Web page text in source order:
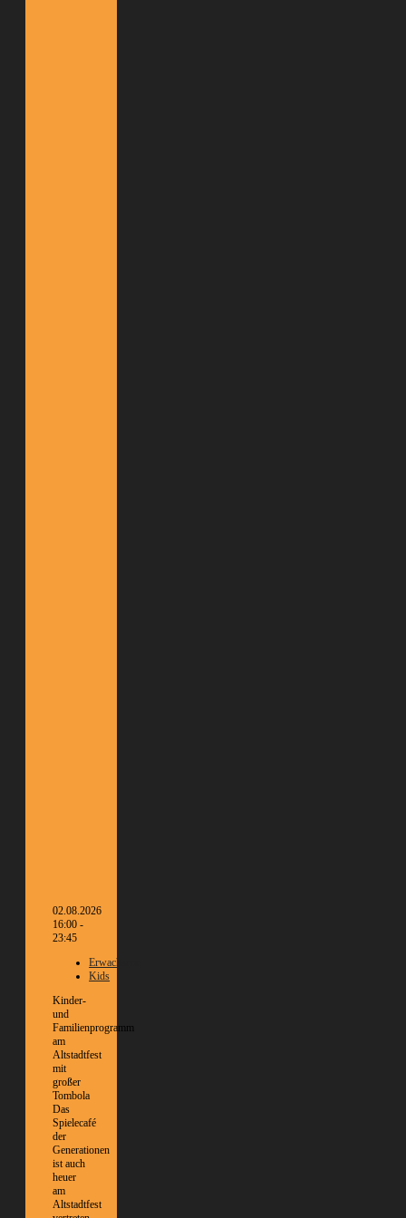
02.08.2026
16:00 -
23:45
Erwachsene
Kids
Kinder-
und
Familienprogramm
am
Altstadtfest
mit
großer
Tombola
Das
Spielecafé
der
Generationen
ist auch
heuer
am
Altstadtfest